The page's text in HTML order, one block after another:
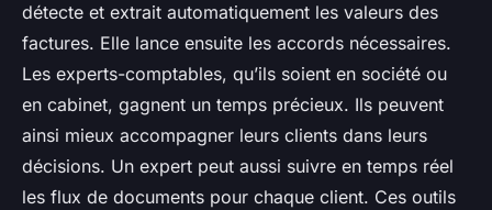
détecte et extrait automatiquement les valeurs des
factures. Elle lance ensuite les accords nécessaires.
Les experts-comptables, qu’ils soient en société ou
en cabinet, gagnent un temps précieux. Ils peuvent
ainsi mieux accompagner leurs clients dans leurs
décisions. Un expert peut aussi suivre en temps réel
les flux de documents pour chaque client. Ces outils